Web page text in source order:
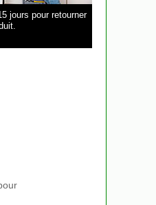
jours pour retourner